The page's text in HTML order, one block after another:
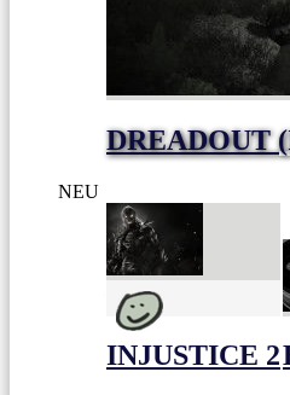
DREADOUT
NEU
INJUSTICE 2